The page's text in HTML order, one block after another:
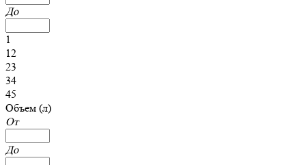
До
1
12
23
34
45
Объем (л)
От
До